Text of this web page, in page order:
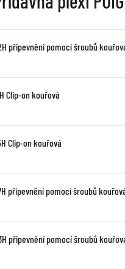
připevnění pomocí šroubů
Clip-on kouřová
Clip-on kouřová
připevnění pomocí šroubů
připevnění pomocí šroubů